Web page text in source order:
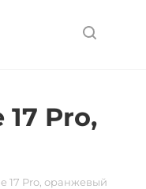
Pro,
17 Pro, оранжевый